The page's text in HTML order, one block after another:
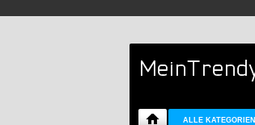
ALLE KATEGORIEN